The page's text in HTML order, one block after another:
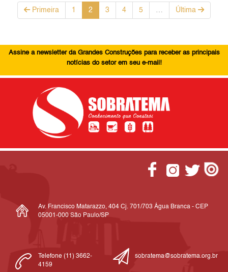
Primeira 1 2 3 4 5 … Última
Assine a newsletter da Grandes Construções para receber as principais
notícias do setor em seu e-mail!
Av. Francisco Matarazzo, 404 Cj. 701/703 Água Branca - CEP
05001-000 São Paulo/SP
Telefone (11) 3662-
4159
sobratema@sobratema.org.br